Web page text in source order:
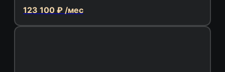
123 100 ₽ /мес